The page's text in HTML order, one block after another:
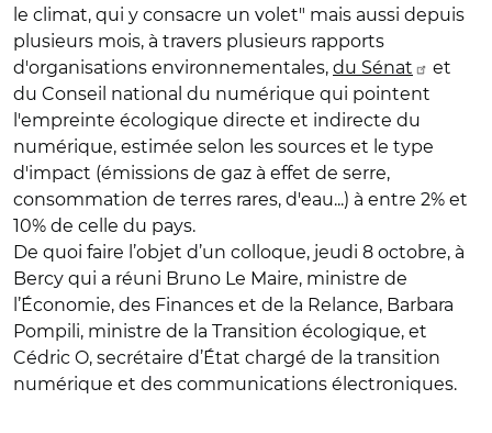
le climat, qui y consacre un volet" mais aussi depuis
plusieurs mois, à travers plusieurs rapports
d'organisations environnementales, du Sénat
et
du Conseil national du numérique qui pointent
l'empreinte écologique directe et indirecte du
numérique, estimée selon les sources et le type
d'impact (émissions de gaz à effet de serre,
consommation de terres rares, d'eau...) à entre 2% et
10% de celle du pays.
De quoi faire l’objet d’un colloque, jeudi 8 octobre, à
Bercy qui a réuni Bruno Le Maire, ministre de
l’Économie, des Finances et de la Relance, Barbara
Pompili, ministre de la Transition écologique, et
Cédric O, secrétaire d’État chargé de la transition
numérique et des communications électroniques.